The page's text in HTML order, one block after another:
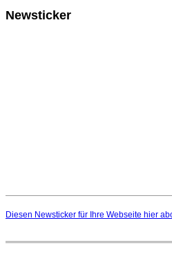
Newsticker
Diesen Newsticker für Ihre Webseite hier